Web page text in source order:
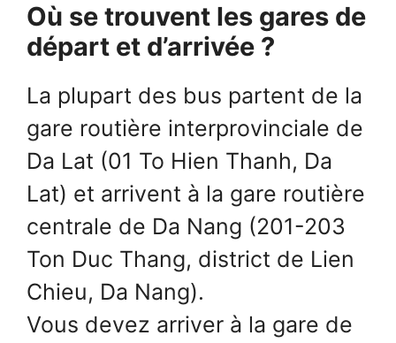
Où se trouvent les gares de
départ et d’arrivée ?
La plupart des bus partent de la
gare routière interprovinciale de
Da Lat (01 To Hien Thanh, Da
Lat) et arrivent à la gare routière
centrale de Da Nang (201-203
Ton Duc Thang, district de Lien
Chieu, Da Nang).
Vous devez arriver à la gare de